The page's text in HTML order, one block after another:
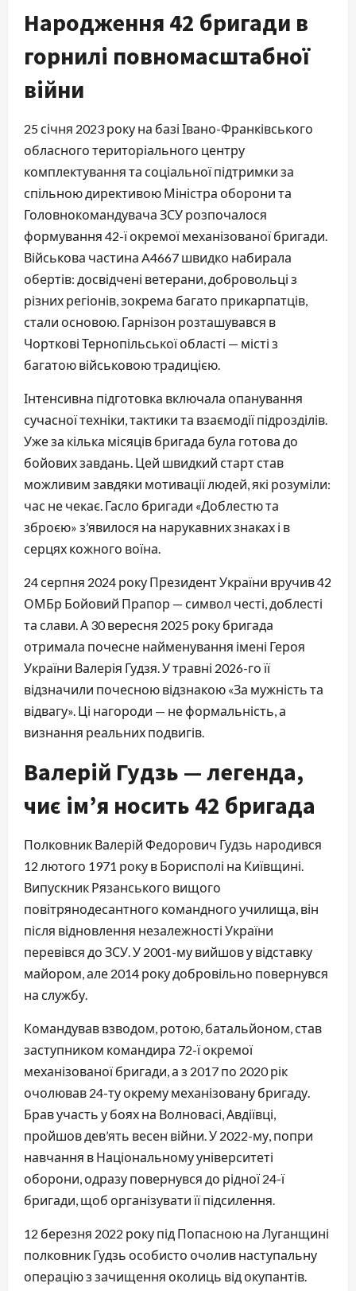
Народження 42 бригади в
горнилі повномасштабної
війни
25 січня 2023 року на базі Івано-Франківського
обласного територіального центру
комплектування та соціальної підтримки за
спільною директивою Міністра оборони та
Головнокомандувача ЗСУ розпочалося
формування 42-ї окремої механізованої бригади.
Військова частина A4667 швидко набирала
обертів: досвідчені ветерани, добровольці з
різних регіонів, зокрема багато прикарпатців,
стали основою. Гарнізон розташувався в
Чорткові Тернопільської області — місті з
багатою військовою традицією.
Інтенсивна підготовка включала опанування
сучасної техніки, тактики та взаємодії підрозділів.
Уже за кілька місяців бригада була готова до
бойових завдань. Цей швидкий старт став
можливим завдяки мотивації людей, які розуміли:
час не чекає. Гасло бригади «Доблестю та
зброєю» з’явилося на нарукавних знаках і в
серцях кожного воїна.
24 серпня 2024 року Президент України вручив 42
ОМБр Бойовий Прапор — символ честі, доблесті
та слави. А 30 вересня 2025 року бригада
отримала почесне найменування імені Героя
України Валерія Гудзя. У травні 2026-го її
відзначили почесною відзнакою «За мужність та
відвагу». Ці нагороди — не формальність, а
визнання реальних подвигів.
Валерій Гудзь — легенда,
чиє ім’я носить 42 бригада
Полковник Валерій Федорович Гудзь народився
12 лютого 1971 року в Борисполі на Київщині.
Випускник Рязанського вищого
повітрянодесантного командного училища, він
після відновлення незалежності України
перевівся до ЗСУ. У 2001-му вийшов у відставку
майором, але 2014 року добровільно повернувся
на службу.
Командував взводом, ротою, батальйоном, став
заступником командира 72-ї окремої
механізованої бригади, а з 2017 по 2020 рік
очолював 24-ту окрему механізовану бригаду.
Брав участь у боях на Волновасі, Авдіївці,
пройшов дев’ять весен війни. У 2022-му, попри
навчання в Національному університеті
оборони, одразу повернувся до рідної 24-ї
бригади, щоб організувати її підсилення.
12 березня 2022 року під Попасною на Луганщині
полковник Гудзь особисто очолив наступальну
операцію з зачищення околиць від окупантів.